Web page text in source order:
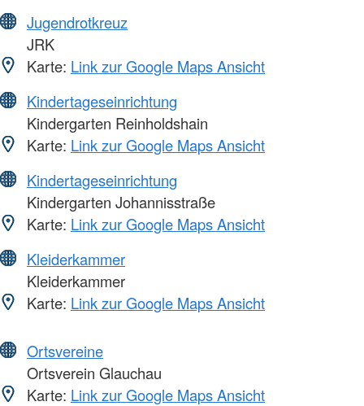
Jugendrotkreuz
JRK
Karte: Link zur Google Maps Ansicht
Kindertageseinrichtung
Kindergarten Reinholdshain
Karte: Link zur Google Maps Ansicht
Kindertageseinrichtung
Kindergarten Johannisstraße
Karte: Link zur Google Maps Ansicht
Kleiderkammer
Kleiderkammer
Karte: Link zur Google Maps Ansicht
Ortsvereine
Ortsverein Glauchau
Karte: Link zur Google Maps Ansicht